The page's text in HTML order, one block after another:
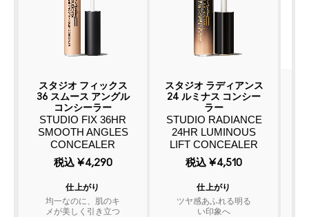
スタジオ フィックス
36 スムース アングル
コンシーラー
STUDIO FIX 36HR
SMOOTH ANGLES
CONCEALER
税込 ¥4,290
仕上がり
均一なのに、肌のキ
メが美しく引き立つ
スタジオ ラディアンス
24 ルミナス コンシー
ラー
STUDIO RADIANCE
24HR LUMINOUS
LIFT CONCEALER
税込 ¥4,510
仕上がり
ツヤ感あふれる明る
い印象へ